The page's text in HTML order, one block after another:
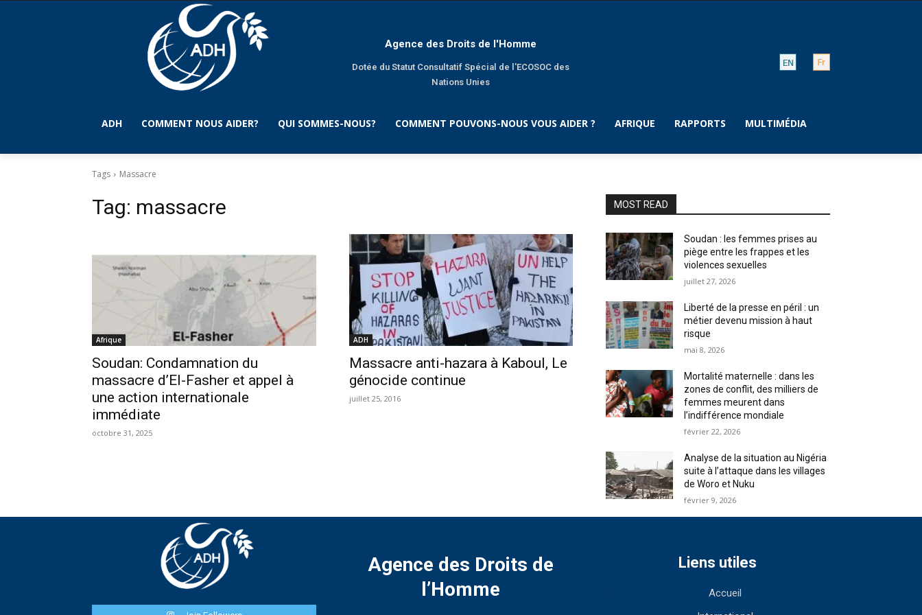
Agence des Droits de l'Homme
Dotée du Statut Consultatif Spécial de l'ECOSOC des
Nations Unies
ADH COMMENT NOUS AIDER? QUI SOMMES-NOUS? COMMENT POUVONS-NOUS VOUS AIDER ? AFRIQUE RAPPORTS MULTIMÉDIA
Tags Massacre
Tag: massacre
Afrique
Soudan: Condamnation du
massacre d’El-Fasher et appel à
une action internationale
immédiate
octobre 31, 2025
ADH
Massacre anti-hazara à Kaboul, Le
génocide continue
juillet 25, 2016
MOST READ
Soudan : les femmes prises au
piège entre les frappes et les
violences sexuelles
juillet 27, 2026
Liberté de la presse en péril : un
métier devenu mission à haut
risque
mai 8, 2026
Mortalité maternelle : dans les
zones de conflit, des milliers de
femmes meurent dans
l’indifférence mondiale
février 22, 2026
Analyse de la situation au Nigéria
suite à l’attaque dans les villages
de Woro et Nuku
février 9, 2026
Agence des Droits de
l’Homme
Liens utiles
Accueil